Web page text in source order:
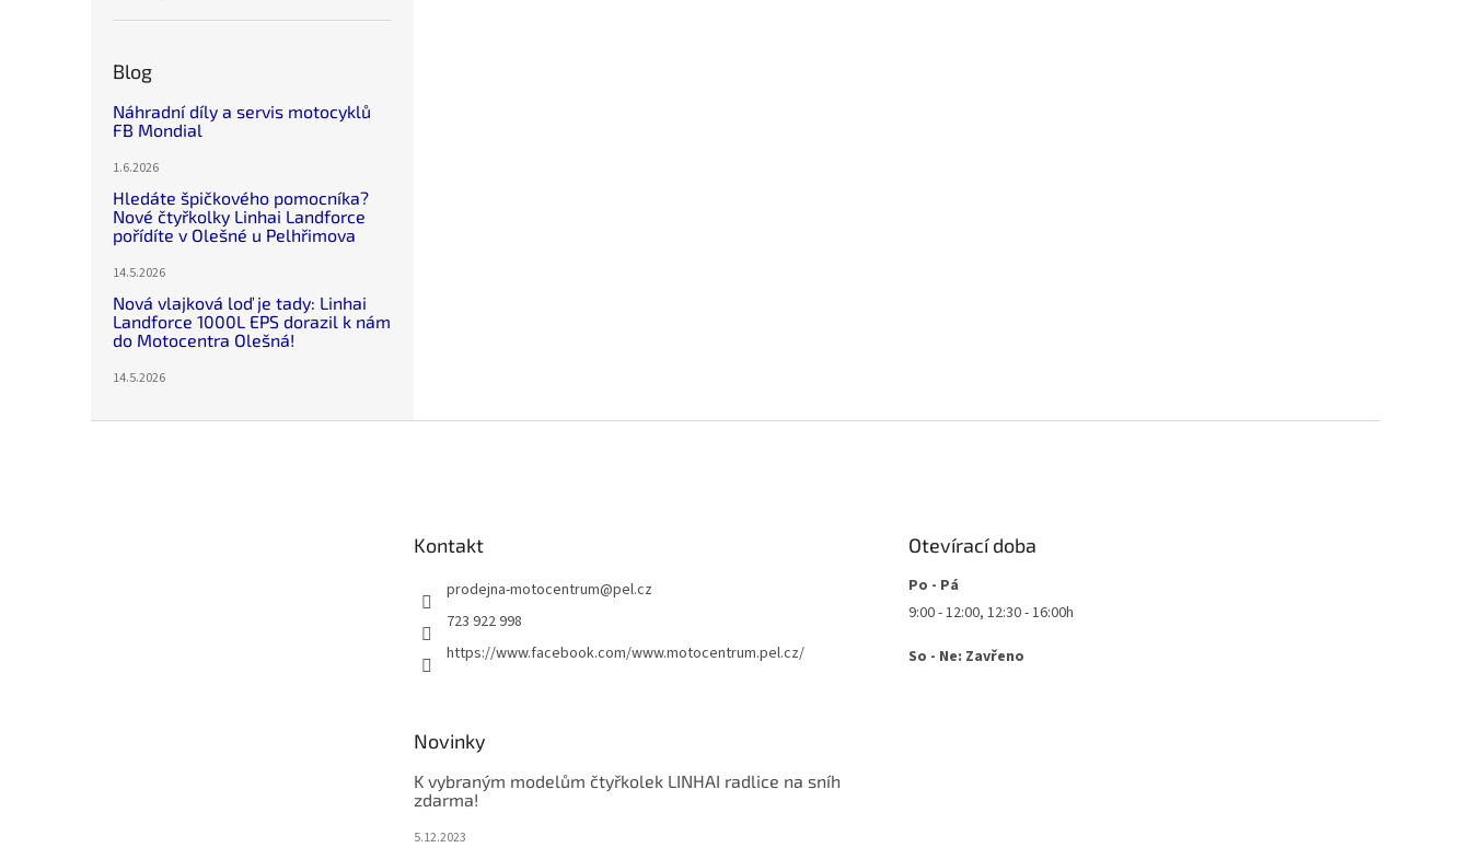
Blog
Náhradní díly a servis motocyklů
FB Mondial
1.6.2026
Hledáte špičkového pomocníka?
Nové čtyřkolky Linhai Landforce
pořídíte v Olešné u Pelhřimova
14.5.2026
Nová vlajková loď je tady: Linhai
Landforce 1000L EPS dorazil k nám
do Motocentra Olešná!
14.5.2026
Kontakt
prodejna-motocentrum@pel.cz
723 922 998
https://www.facebook.com/www.motocentrum.pel.cz/
Otevírací doba
Po - Pá
9:00 - 12:00, 12:30 - 16:00h
So - Ne: Zavřeno
Novinky
K vybraným modelům čtyřkolek LINHAI radlice na sníh
zdarma!
5.12.2023